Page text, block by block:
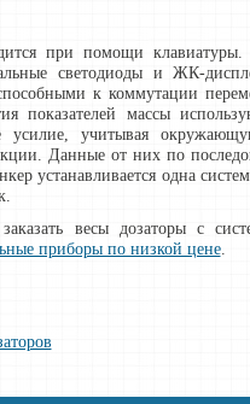
при помощи
светодиоды и ЖК-
к коммутации
показателей массы
усилие, учитывая
Данные от них по
устанавливается одна
весы дозаторы с
приборы по низкой цене.